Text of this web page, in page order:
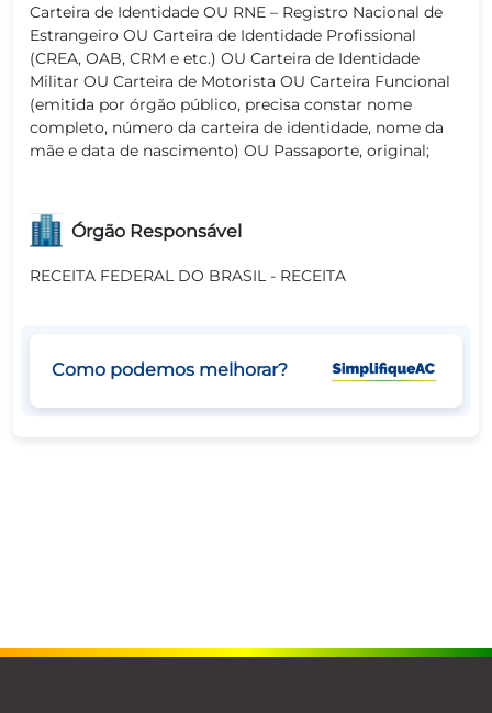
Carteira de Identidade OU RNE – Registro Nacional de
Estrangeiro OU Carteira de Identidade Profissional
(CREA, OAB, CRM e etc.) OU Carteira de Identidade
Militar OU Carteira de Motorista OU Carteira Funcional
(emitida por órgão público, precisa constar nome
completo, número da carteira de identidade, nome da
mãe e data de nascimento) OU Passaporte, original;
Órgão Responsável
RECEITA FEDERAL DO BRASIL - RECEITA
Como podemos melhorar?